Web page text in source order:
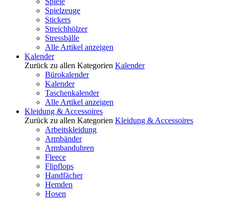
Spielzeuge
Stickers
Streichhölzer
Stressbälle
Alle Artikel anzeigen
Kalender
Zurück zu allen Kategorien Kalender
Bürokalender
Kalender
Taschenkalender
Alle Artikel anzeigen
Kleidung & Accessoires
Zurück zu allen Kategorien Kleidung & Accessoires
Arbeitskleidung
Armbänder
Armbanduhren
Fleece
Flipflops
Handfächer
Hemden
Hosen